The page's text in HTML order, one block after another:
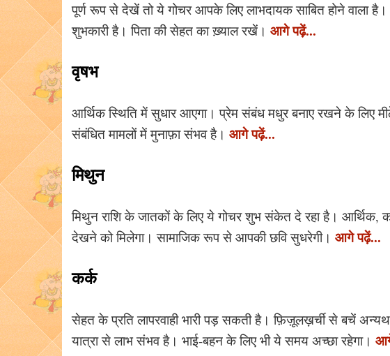
पूर्ण रूप से देखें तो ये गोचर आपके लिए लाभदायक साबित होने वाला
शुभकारी है। पिता की सेहत का ख़्याल रखें। आगे पढ़ें...
वृषभ
आर्थिक स्थिति में सुधार आएगा। प्रेम संबंध मधुर बनाए रखने के लिए
संबंधित मामलों में मुनाफ़ा संभव है। आगे पढ़ें...
मिथुन
मिथुन राशि के जातकों के लिए ये गोचर शुभ संकेत दे रहा है। आर्थिक,
देखने को मिलेगा। सामाजिक रूप से आपकी छवि सुधरेगी। आगे पढ़ें...
कर्क
सेहत के प्रति लापरवाही भारी पड़ सकती है। फ़िज़ूलख़र्ची से बचें
यात्रा से लाभ संभव है। भाई-बहन के लिए भी ये समय अच्छा रहेगा।